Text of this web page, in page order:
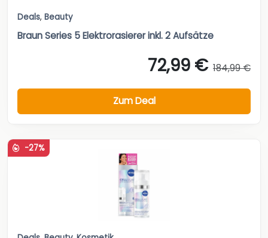
Deals, Beauty
Braun Series 5 Elektrorasierer inkl. 2 Aufsätze
72,99 € 184,99 €
Zum Deal
-27%